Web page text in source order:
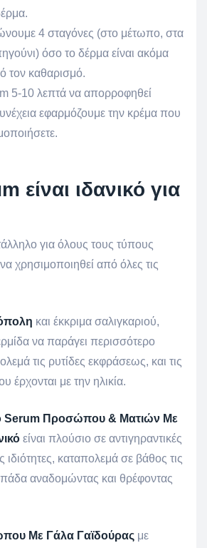
4 σταγόνες (στο μέτωπο, στα
όσο το δέρμα είναι ακόμα
τον καθαρισμό.
5-10 λεπτά να απορροφηθεί
εφαρμόζουμε την κρέμα που
είναι ιδανικό για
για όλους τους τύπους
χρησιμοποιηθεί από όλες τις
και έκκριμα σαλιγκαριού,
να παράγει περισσότερο
τις ρυτίδες εκφράσεως, και τις
έρχονται με την ηλικία.
Serum Προσώπου & Ματιών Mε
είναι πλούσιο σε αντιγηραντικές
ιδιότητες, καταπολεμά σε βάθος τις
αναδομώντας και θρέφοντας
Με Γάλα Γαϊδούρας με